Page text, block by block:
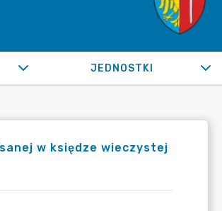
JEDNOSTKI
w księdze wieczystej